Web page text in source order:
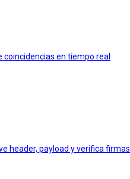
en tiempo real
header, payload y verifica firmas